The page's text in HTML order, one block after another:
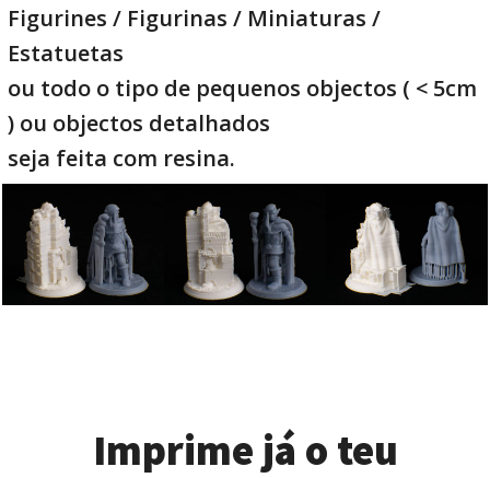
Figurines / Figurinas / Miniaturas /
Estatuetas
ou todo o tipo de pequenos objectos ( < 5cm
) ou objectos detalhados
seja feita com resina.
Imprime já o teu